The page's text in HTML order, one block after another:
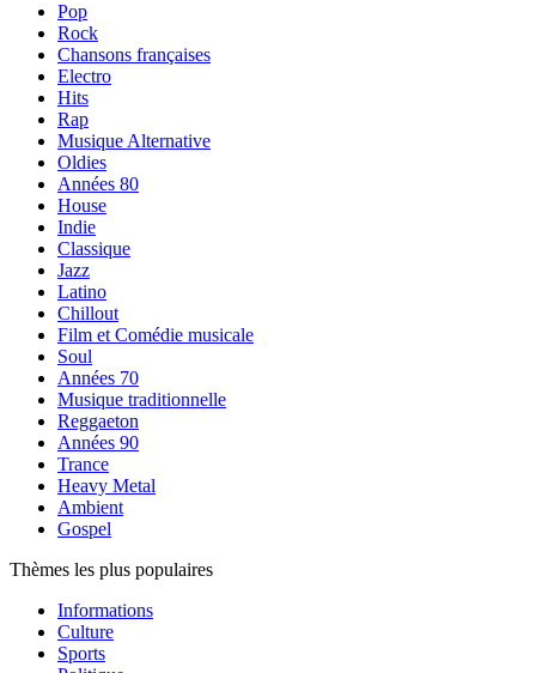
Pop
Rock
Chansons françaises
Electro
Hits
Rap
Musique Alternative
Oldies
Années 80
House
Indie
Classique
Jazz
Latino
Chillout
Film et Comédie musicale
Soul
Années 70
Musique traditionnelle
Reggaeton
Années 90
Trance
Heavy Metal
Ambient
Gospel
Thèmes les plus populaires
Informations
Culture
Sports